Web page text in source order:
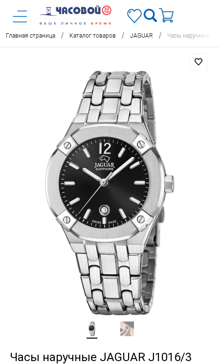
Главная страница / Каталог товаров / JAGUAR / Часы наручные
Часы наручные JAGUAR J1016/3